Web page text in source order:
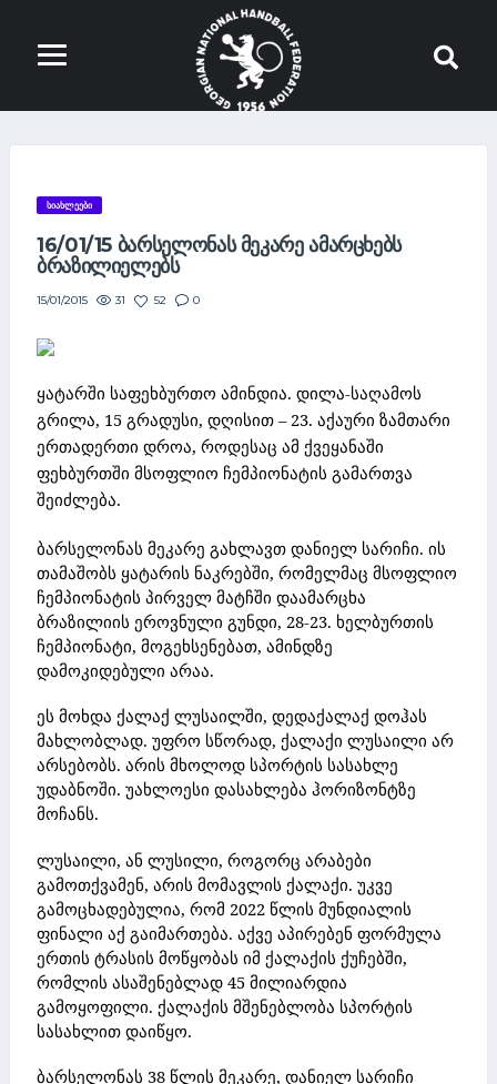
ᲡᲘᲐᲮᲚᲔᲔᲑᲘ
16/01/15 ᲑᲐᲠᲡᲔᲚᲝᲜᲐᲡ ᲛᲔᲙᲐᲠᲔ ᲐᲛᲐᲠᲪᲮᲔᲑᲡ
ᲑᲠᲐᲖᲘᲚᲘᲔᲚᲔᲑᲡ
15/01/2015 31 52 0
ყატარში საფეხბურთო ამინდია. დილა-საღამოს
გრილა, 15 გრადუსი, დღისით – 23. აქაური ზამთარი
ერთადერთი დროა, როდესაც ამ ქვეყანაში
ფეხბურთში მსოფლიო ჩემპიონატის გამართვა
შეიძლება.
ბარსელონას მეკარე გახლავთ დანიელ სარიჩი. ის
თამაშობს ყატარის ნაკრებში, რომელმაც მსოფლიო
ჩემპიონატის პირველ მატჩში დაამარცხა
ბრაზილიის ეროვნული გუნდი, 28-23. ხელბურთის
ჩემპიონატი, მოგეხსენებათ, ამინდზე
დამოკიდებული არაა.
ეს მოხდა ქალაქ ლუსაილში, დედაქალაქ დოჰას
მახლობლად. უფრო სწორად, ქალაქი ლუსაილი არ
არსებობს. არის მხოლოდ სპორტის სასახლე
უდაბნოში. უახლოესი დასახლება ჰორიზონტზე
მოჩანს.
ლუსაილი, ან ლუსილი, როგორც არაბები
გამოთქვამენ, არის მომავლის ქალაქი. უკვე
გამოცხადებულია, რომ 2022 წლის მუნდიალის
ფინალი აქ გაიმართება. აქვე აპირებენ ფორმულა
ერთის ტრასის მოწყობას იმ ქალაქის ქუჩებში,
რომლის ასაშენებლად 45 მილიარდია
გამოყოფილი. ქალაქის მშენებლობა სპორტის
სასახლით დაიწყო.
ბარსელონას 38 წლის მეკარე, დანიელ სარიჩი